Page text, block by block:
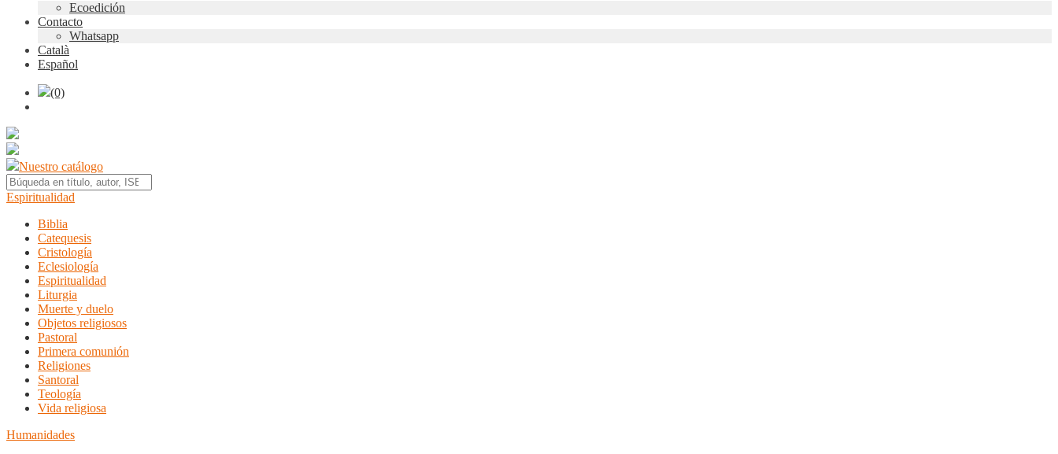
Ecoedición
Contacto
Whatsapp
Català
Español
(0)
Nuestro catálogo
Espiritualidad
Biblia
Catequesis
Cristología
Eclesiología
Espiritualidad
Liturgia
Muerte y duelo
Objetos religiosos
Pastoral
Primera comunión
Religiones
Santoral
Teología
Vida religiosa
Humanidades